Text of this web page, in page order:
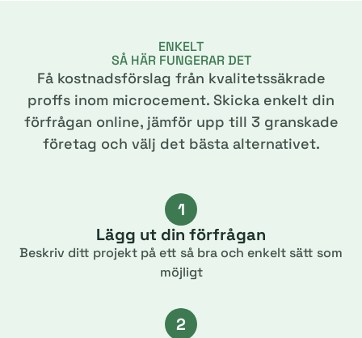
ENKELT
SÅ HÄR FUNGERAR DET
Få kostnadsförslag från kvalitetssäkrade
proffs inom microcement. Skicka enkelt din
förfrågan online, jämför upp till 3 granskade
företag och välj det bästa alternativet.
1
Lägg ut din förfrågan
Beskriv ditt projekt på ett så bra och enkelt sätt som
möjligt
2